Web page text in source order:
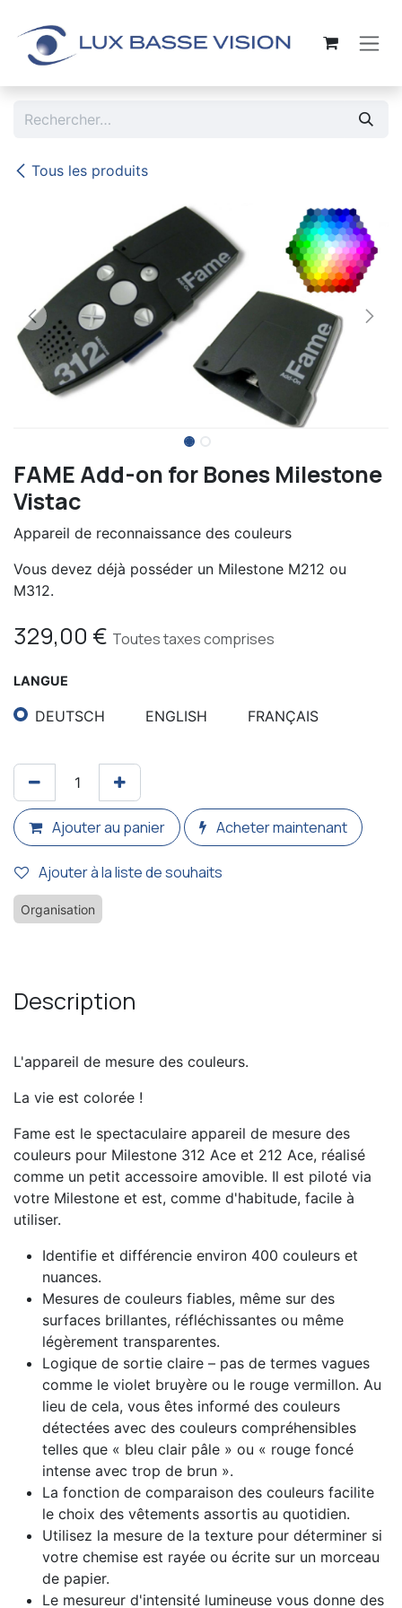
Tous les produits
FAME Add-on for Bones Milestone
Vistac
Appareil de reconnaissance des couleurs
Vous devez déjà posséder un Milestone M212 ou
M312.
329,00 € Toutes taxes comprises
LANGUE
DEUTSCH ENGLISH FRANÇAIS
Ajouter au panier Acheter maintenant
Ajouter à la liste de souhaits
Organisation
Description
L'appareil de mesure des couleurs.
La vie est colorée !
Fame est le spectaculaire appareil de mesure des
couleurs pour Milestone 312 Ace et 212 Ace, réalisé
comme un petit accessoire amovible. Il est piloté via
votre Milestone et est, comme d'habitude, facile à
utiliser.
Identifie et différencie environ 400 couleurs et
nuances.
Mesures de couleurs fiables, même sur des
surfaces brillantes, réfléchissantes ou même
légèrement transparentes.
Logique de sortie claire – pas de termes vagues
comme le violet bruyère ou le rouge vermillon. Au
lieu de cela, vous êtes informé des couleurs
détectées avec des couleurs compréhensibles
telles que « bleu clair pâle » ou « rouge foncé
intense avec trop de brun ».
La fonction de comparaison des couleurs facilite
le choix des vêtements assortis au quotidien.
Utilisez la mesure de la texture pour déterminer si
votre chemise est rayée ou écrite sur un morceau
de papier.
Le mesureur d'intensité lumineuse vous donne des